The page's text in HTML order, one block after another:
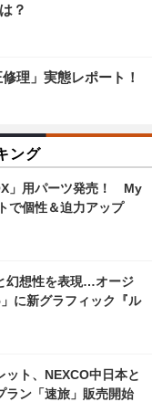
？
理」実態レポート！
ング
」用パーツ発売！ My
個性＆迫力アップ
幻想性を表現…オージ
に新グラフィック『ル
ット、NEXCO中日本と
ン「速旅」販売開始